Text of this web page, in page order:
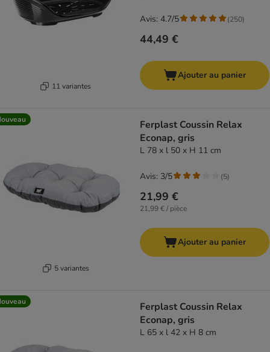
11 variantes
44,49 €
Avis: 4.7/5 (250)
Ajouter au panier
5 variantes
Ferplast Coussin Relax
Econap, gris
L 78 x l 50 x H 11 cm
21,99 €
21,99 € / pièce
Avis: 3/5 (5)
Ajouter au panier
Ferplast Coussin Relax
Econap, gris
L 65 x l 42 x H 8 cm